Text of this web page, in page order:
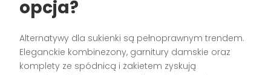
opcja?
Alternatywy dla sukienki są pełnoprawnym trendem.
Eleganckie kombinezony, garnitury damskie oraz
komplety ze spódnicą i żakietem zyskują